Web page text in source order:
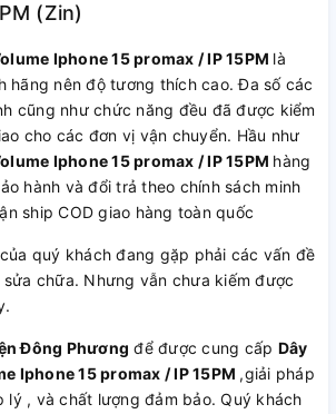
(Zin)
Iphone 15 promax / IP 15PM là
hãng nên độ tương thích cao. Đa số các
cũng như chức năng đều đã được kiểm
cho các đơn vị vận chuyển. Hầu như
Iphone 15 promax / IP 15PM hàng
hành và đổi trả theo chính sách minh
ship COD giao hàng toàn quốc
của quý khách đang gặp phải các vấn đề
chữa. Nhưng vẫn chưa kiếm được
Đông Phương để được cung cấp Dây
Iphone 15 promax / IP 15PM ,giải pháp
lý , và chất lượng đảm bảo. Quý khách